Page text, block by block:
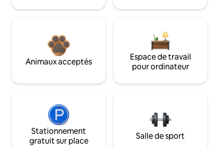
Animaux acceptés
Espace de travail
pour ordinateur
Stationnement
gratuit sur place
Salle de sport